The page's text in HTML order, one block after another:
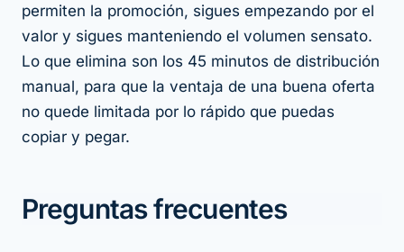
permiten la promoción, sigues empezando por el
valor y sigues manteniendo el volumen sensato.
Lo que elimina son los 45 minutos de distribución
manual, para que la ventaja de una buena oferta
no quede limitada por lo rápido que puedas
copiar y pegar.
Preguntas frecuentes